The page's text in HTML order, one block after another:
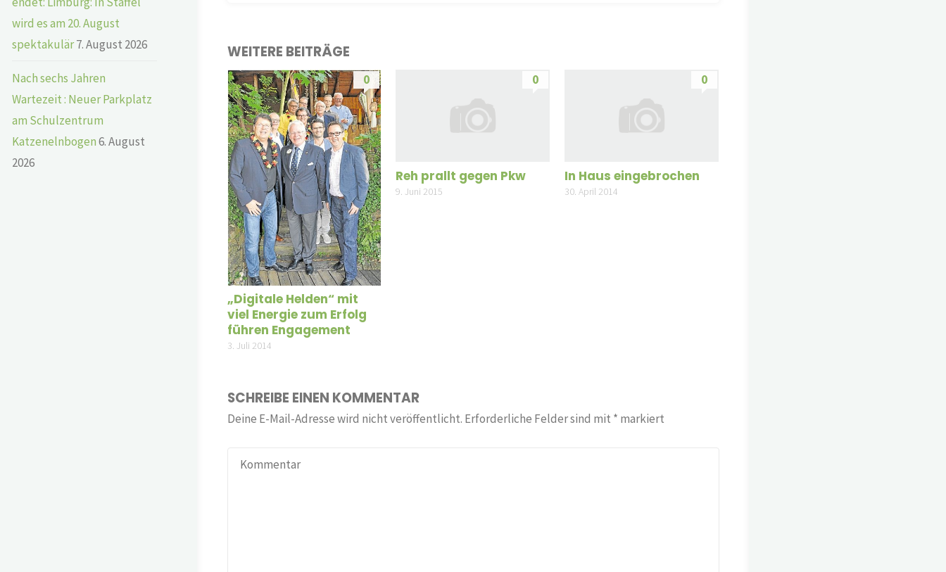
WEITERE BEITRÄGE
0
„Digitale Helden“ mit
viel Energie zum Erfolg
führen Engagement
3. Juli 2014
0
Reh prallt gegen Pkw
9. Juni 2015
0
In Haus eingebrochen
30. April 2014
SCHREIBE EINEN KOMMENTAR
Deine E-Mail-Adresse wird nicht veröffentlicht. Erforderliche Felder sind mit * markiert
wird es am 20. August
spektakulär7. August 2026
Nach sechs Jahren
Wartezeit : Neuer Parkplatz
am Schulzentrum
Katzenelnbogen6. August
2026